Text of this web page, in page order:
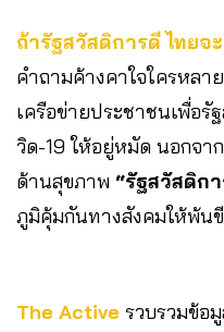
ถ้ารัฐสวัสดิการดี ไทยจ
คำถามค้างคาใจใครหล
เครือข่ายประชาชนเพื่อรั
วิด-19 ให้อยู่หมัด นอกจาก
ด้านสุขภาพ “รัฐสวัสดิก
ภูมิคุ้มกันทางสังคมให้พ้น
The Active รวบรวมข้อ